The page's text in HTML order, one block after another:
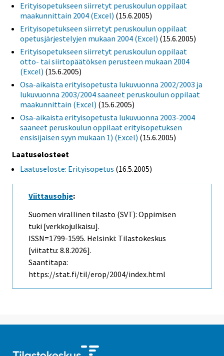
Erityisopetukseen siirretyt peruskoulun oppilaat
maakunnittain 2004 (Excel) (15.6.2005)
Erityisopetukseen siirretyt peruskoulun oppilaat
opetusjärjestelyjen mukaan 2004 (Excel) (15.6.2005)
Erityisopetukseen siirretyt peruskoulun oppilaat
otto- tai siirtopäätöksen perusteen mukaan 2004
(Excel) (15.6.2005)
Osa-aikaista erityisopetusta lukuvuonna 2002/2003 ja
lukuvuonna 2003/2004 saaneet peruskoulun oppilaat
maakunnittain (Excel) (15.6.2005)
Osa-aikaista erityisopetusta lukuvuonna 2003-2004
saaneet peruskoulun oppilaat erityisopetuksen
ensisijaisen syyn mukaan 1) (Excel) (15.6.2005)
Laatuselosteet
Laatuseloste: Erityisopetus (16.5.2005)
Viittausohje:
Suomen virallinen tilasto (SVT): Oppimisen
tuki [verkkojulkaisu].
ISSN=1799-1595. Helsinki: Tilastokeskus
[viitattu: 8.8.2026].
Saantitapa:
https://stat.fi/til/erop/2004/index.html